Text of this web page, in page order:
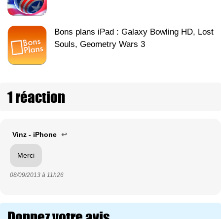
Bons plans iPad : Galaxy Bowling HD, Lost
Souls, Geometry Wars 3
1 réaction
Vinz - iPhone ↩
Merci
08/09/2013 à 11h26